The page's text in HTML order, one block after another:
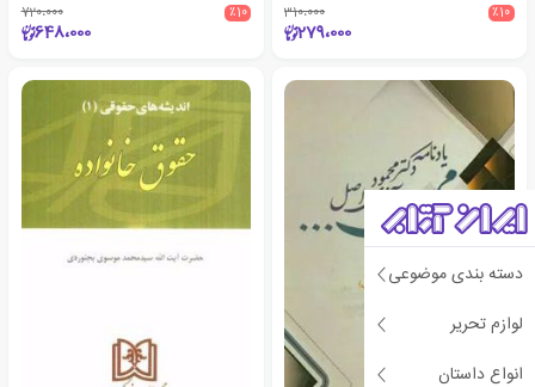
دسته بندی موضوعی
لوازم تحریر
انواع داستان
٪10 310،000
279،000
٪10 720،000
648،000